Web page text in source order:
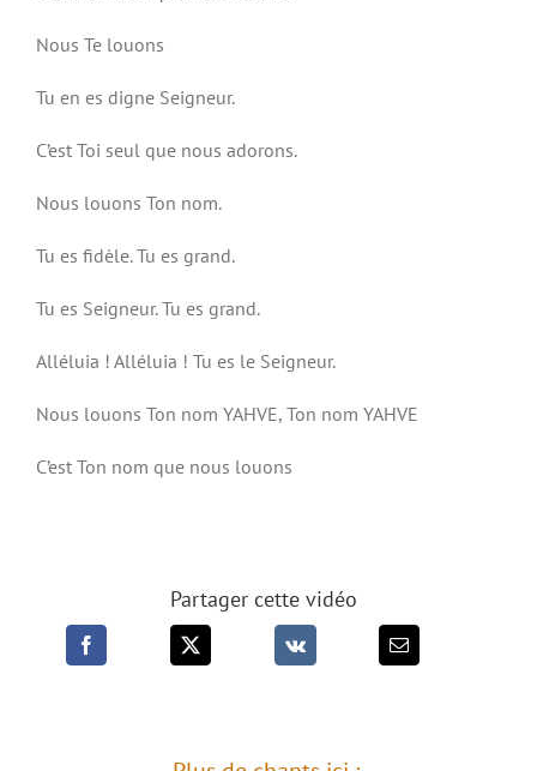
Nous Te louons
Tu en es digne Seigneur.
C’est Toi seul que nous adorons.
Nous louons Ton nom.
Tu es fidèle. Tu es grand.
Tu es Seigneur. Tu es grand.
Alléluia ! Alléluia ! Tu es le Seigneur.
Nous louons Ton nom YAHVE, Ton nom YAHVE
C’est Ton nom que nous louons
Partager cette vidéo